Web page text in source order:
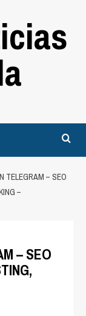
TELEGRAM – SEO
–
– SEO